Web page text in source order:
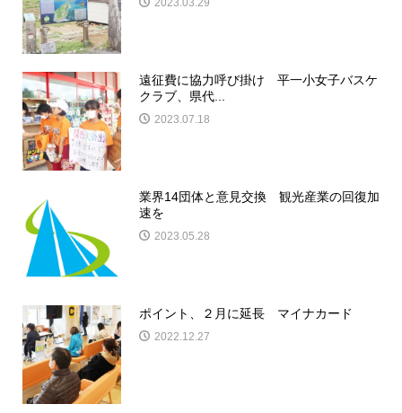
遠征費に協力呼び掛け 平一小女子バスケ
クラブ、県代...
2023.07.18
業界14団体と意見交換 観光産業の回復加
速を
2023.05.28
ポイント、２月に延長 マイナカード
2022.12.27